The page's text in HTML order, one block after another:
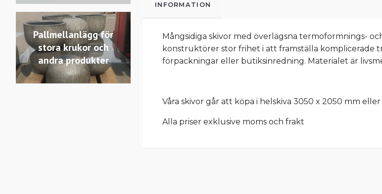
Pallmellanlägg för
stora krukor och
andra produkter
INFORMATION
Mångsidiga skivor med överlägsna termoformnings-
konstruktörer stor frihet i att framställa komplicerade
förpackningar eller butiksinredning. Materialet är
Våra skivor går att köpa i helskiva 3050 x 2050 mm eller
Alla priser exklusive moms och frakt